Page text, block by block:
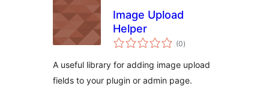
Image Upload
Helper
(0total
de
)
A useful library for adding image upload
fields to your plugin or admin page.